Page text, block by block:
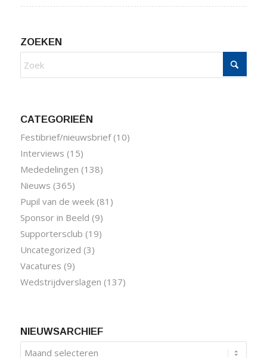
ZOEKEN
CATEGORIEËN
Festibrief/nieuwsbrief(10)
Interviews (15)
Mededelingen (138)
Nieuws (365)
Pupil van de week(81)
Sponsor in Beeld (9)
Supportersclub (19)
Uncategorized (3)
Vacatures (9)
Wedstrijdverslagen (137)
NIEUWSARCHIEF